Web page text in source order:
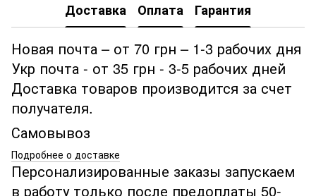
Доставка Оплата Гарантия
Новая почта – от 70 грн – 1-3 рабочих дня
Укр почта - от 35 грн - 3-5 рабочих дней
Доставка товаров производится за счет
получателя.
Самовывоз
Подробнее о доставке
Персонализированные заказы запускаем
в работу только после предоплаты 50-